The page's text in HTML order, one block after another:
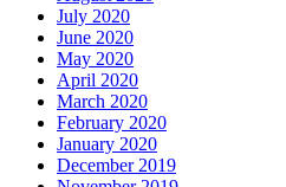
July 2020
June 2020
May 2020
April 2020
March 2020
February 2020
January 2020
December 2019